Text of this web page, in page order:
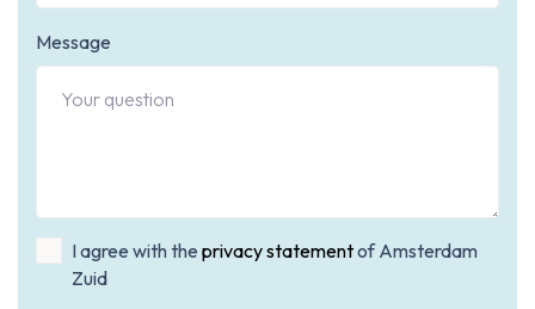
Message
I agree with the privacy statementof Amsterdam
Zuid